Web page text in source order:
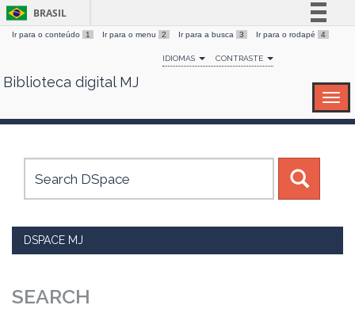
Skip
BRASIL
Simplifique!
Comunica BR
Canais
Ir para o conteúdo 1 Ir para o menu 2 Ir para a busca 3 Ir para o rodapé 4
IDIOMAS CONTRASTE
Biblioteca digital MJ
DSPACE MJ
SEARCH